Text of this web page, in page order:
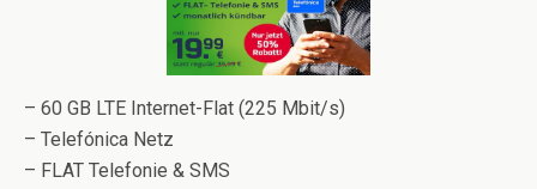
– 60 GB LTE Internet-Flat (225 Mbit/s)
– Telefónica Netz
– FLAT Telefonie & SMS